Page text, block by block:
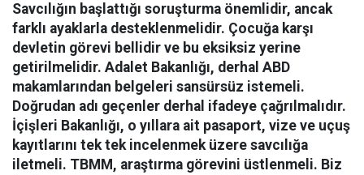
Savcılığın başlattığı soruşturma önemlidir, ancak
farklı ayaklarla desteklenmelidir. Çocuğa karşı
devletin görevi bellidir ve bu eksiksiz yerine
getirilmelidir. Adalet Bakanlığı, derhal ABD
makamlarından belgeleri sansürsüz istemeli.
Doğrudan adı geçenler derhal ifadeye çağrılmalıdır.
İçişleri Bakanlığı, o yıllara ait pasaport, vize ve uçuş
kayıtlarını tek tek incelenmek üzere savcılığa
iletmeli. TBMM, araştırma görevini üstlenmeli. Biz